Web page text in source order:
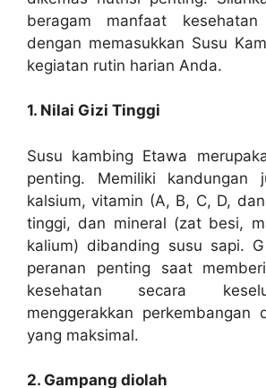
beragam manfaat
dengan memasukkan Susu
kegiatan rutin harian Anda.
1. Nilai Gizi Tinggi
Susu kambing Etawa
penting. Memiliki kandungan
kalsium, vitamin (A, B, C, D,
tinggi, dan mineral (zat besi,
kalium) dibanding susu sapi.
peranan penting saat
kesehatan secara
menggerakkan perkembangan
yang maksimal.
2. Gampang diolah